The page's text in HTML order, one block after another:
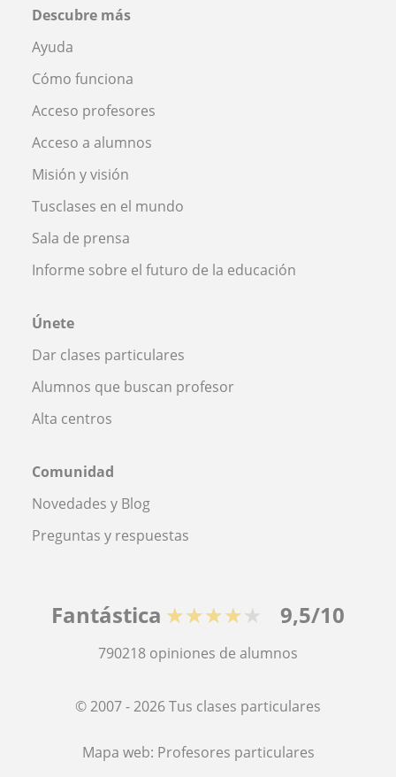
Descubre más
Ayuda
Cómo funciona
Acceso profesores
Acceso a alumnos
Misión y visión
Tusclases en el mundo
Sala de prensa
Informe sobre el futuro de la educación
Únete
Dar clases particulares
Alumnos que buscan profesor
Alta centros
Comunidad
Novedades y Blog
Preguntas y respuestas
Fantástica ★★★★★ 9,5/10
790218 opiniones de alumnos
© 2007 - 2026 Tus clases particulares
Mapa web: Profesores particulares